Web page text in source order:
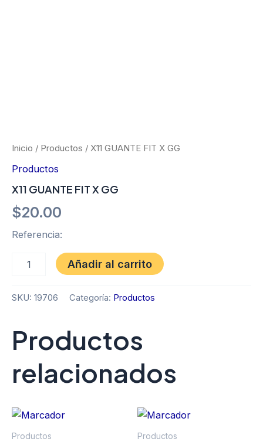
Inicio / Productos / X11 GUANTE FIT X GG
Productos
X11 GUANTE FIT X GG
$20.00
Referencia:
X
cantidad
Añadir al carrito
SKU: 19706 Categoría: Productos
Productos
relacionados
Productos Productos